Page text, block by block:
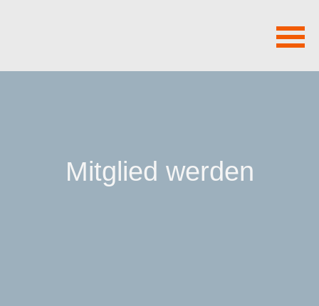
Mitglied werden